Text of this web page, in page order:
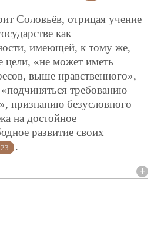
Соловьёв, отрицая учение
как
имеющей, к тому же,
цели, «не может иметь
выше нравственного»,
требованию
признанию безусловного
на достойное
развитие своих
23 .